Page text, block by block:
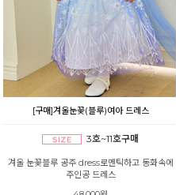
[구매]겨울눈꽃(블루)여아 드레스
3호~11호구매
겨울 눈꽃블루 공주 dress로멘틱하고 동화속에
주인공 드레스